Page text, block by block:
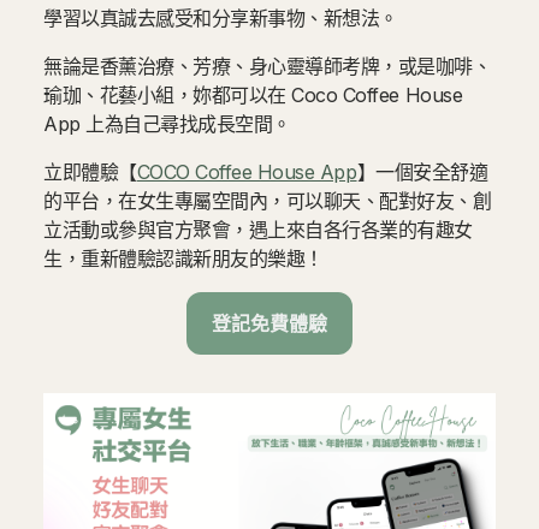
學習以真誠去感受和分享新事物、新想法。
無論是香薰治療、芳療、身心靈導師考牌，或是咖啡、
瑜珈、花藝小組，妳都可以在 Coco Coffee House
App 上為自己尋找成長空間。
立即體驗【COCO Coffee House App】一個安全舒適
的平台，在女生專屬空間內，可以聊天、配對好友、創
立活動或參與官方聚會，遇上來自各行各業的有趣女
生，重新體驗認識新朋友的樂趣！
登記免費體驗